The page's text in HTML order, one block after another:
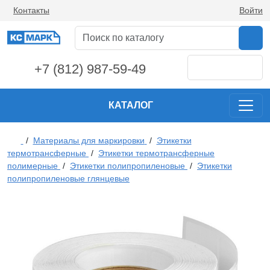
Контакты Войти
+7 (812) 987-59-49
КАТАЛОГ
/ Материалы для маркировки / Этикетки
термотрансферные / Этикетки термотрансферные
полимерные / Этикетки полипропиленовые / Этикетки
полипропиленовые глянцевые